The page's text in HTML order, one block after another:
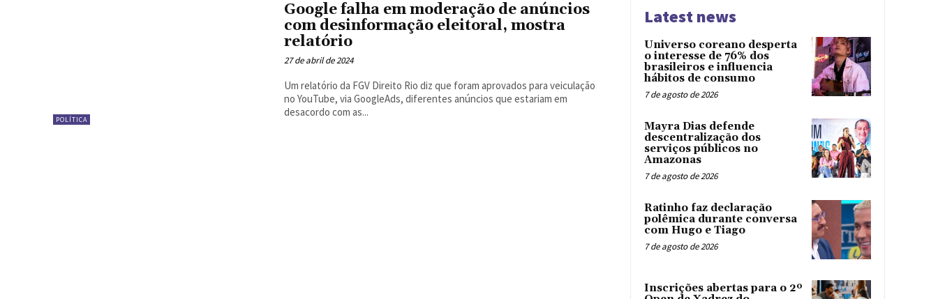
POLÍTICA
Google falha em moderação de anúncios
com desinformação eleitoral, mostra
relatório
27 de abril de 2024
Um relatório da FGV Direito Rio diz que foram aprovados para veiculação
no YouTube, via GoogleAds, diferentes anúncios que estariam em
desacordo com as...
Latest news
Universo coreano desperta
o interesse de 76% dos
brasileiros e influencia
hábitos de consumo
7 de agosto de 2026
Mayra Dias defende
descentralização dos
serviços públicos no
Amazonas
7 de agosto de 2026
Ratinho faz declaração
polêmica durante conversa
com Hugo e Tiago
7 de agosto de 2026
Inscrições abertas para o 2º